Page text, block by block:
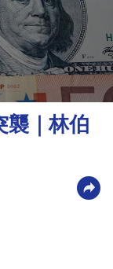
襲｜林伯